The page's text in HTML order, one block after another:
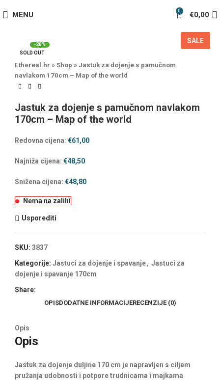
MENU 0 €0,00
-20%
SOLD OUT
SALE
Ethereal.hr » Shop » Jastuk za dojenje s pamučnom
navlakom 170cm – Map of the world
Jastuk za dojenje s pamučnom navlakom
170cm – Map of the world
Redovna cijena: €61,00
Najniža cijena: €48,50
Snižena cijena: €48,80
Nema na zalihi
Usporediti
SKU: 3837
Kategorije: Jastuci za dojenje i spavanje, Jastuci za
dojenje i spavanje 170cm
Share:
OPISDODATNE INFORMACIJERECENZIJE (0)
Opis
Opis
Jastuk za dojenje duljine 170 cm je napravljen s ciljem
pružanja udobnosti i potpore trudnicama i majkama